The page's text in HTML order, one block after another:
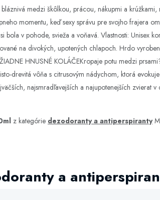
medzi škôlkou, prácou, nákupmi a krúžkami,
momentu, keď sexy správu pre svojho frajera
v pohode, svieža a voňavá. Vlastnosti: Unisex
na divokých, upotených chlapoch. Hrdo
HNUSNÉ KOLÁČEKropaje potu medzi
drevitá vôňa s citrusovým nádychom, ktorá
najsmradľavejších a najupotenejších zvierat
z kategórie dezodoranty a antiperspiranty
a